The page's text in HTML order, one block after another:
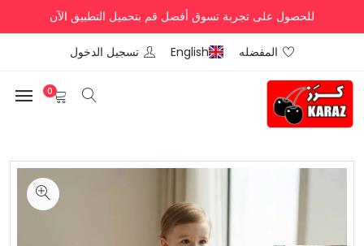
للحصول على تجربة تسوق أفضل قم بتحميل التطبيق الآن
المفضله English تسجيل الدخول
0